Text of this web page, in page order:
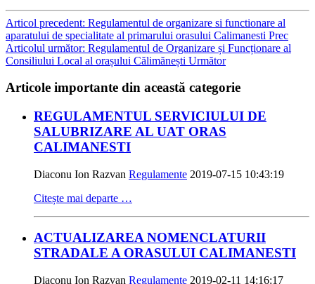
Articol precedent: Regulamentul de organizare si functionare al
aparatului de specialitate al primarului orasului Calimanesti Prec
Articolul următor: Regulamentul de Organizare și Funcționare al
Consiliului Local al orașului Călimănești Următor
Articole importante din această categorie
REGULAMENTUL SERVICIULUI DE
SALUBRIZARE AL UAT ORAS
CALIMANESTI
Diaconu Ion Razvan Regulamente 2019-07-15 10:43:19
Citește mai departe …
ACTUALIZAREA NOMENCLATURII
STRADALE A ORASULUI CALIMANESTI
Diaconu Ion Razvan Regulamente 2019-02-11 14:16:17